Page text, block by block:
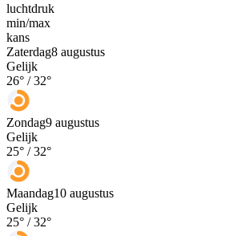
luchtdruk
min/max
kans
Zaterdag8 augustus
Gelijk
26° /32°
Zondag9 augustus
Gelijk
25° /32°
Maandag10 augustus
Gelijk
25° /32°